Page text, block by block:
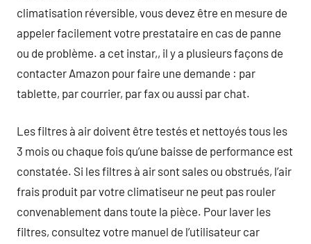
climatisation réversible, vous devez être en mesure de
appeler facilement votre prestataire en cas de panne
ou de problème. a cet instar,, il y a plusieurs façons de
contacter Amazon pour faire une demande : par
tablette, par courrier, par fax ou aussi par chat.
Les filtres à air doivent être testés et nettoyés tous les
3 mois ou chaque fois qu’une baisse de performance est
constatée. Si les filtres à air sont sales ou obstrués, l’air
frais produit par votre climatiseur ne peut pas rouler
convenablement dans toute la pièce. Pour laver les
filtres, consultez votre manuel de l’utilisateur car